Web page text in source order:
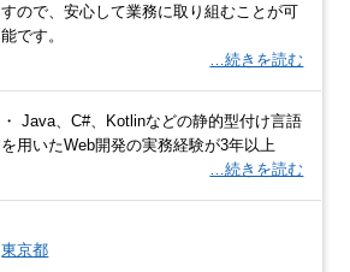
すので、安心して業務に取り組むことが可
能です。
…続きを読む
・ Java、C#、Kotlinなどの静的型付け言語
を用いたWeb開発の実務経験が3年以上
…続きを読む
東京都